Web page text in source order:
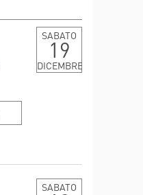
SABATO
19
DICEMBRE
SABATO